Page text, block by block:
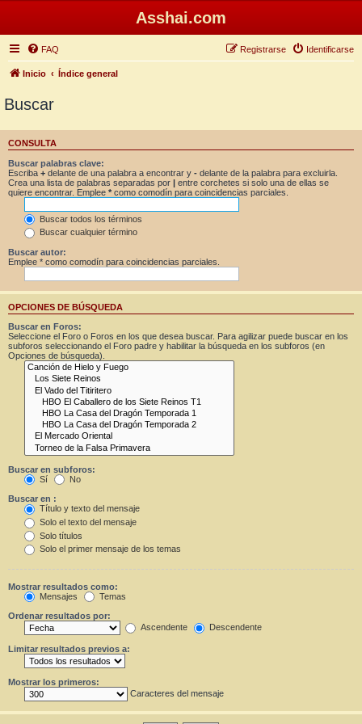
Asshai.com
FAQ Identificarse
Registrarse
Inicio Índice general
Buscar
CONSULTA
Buscar palabras clave:
Escriba + delante de una palabra a encontrar y - delante de la palabra para excluirla.
Crea una lista de palabras separadas por | entre corchetes si solo una de ellas se
quiere encontrar. Emplee * como comodín para coincidencias parciales.
Buscar todos los términos
Buscar cualquier término
Buscar autor:
Emplee * como comodín para coincidencias parciales.
OPCIONES DE BÚSQUEDA
Buscar en Foros:
Seleccione el Foro o Foros en los que desea buscar. Para agilizar puede buscar en los
subforos seleccionando el Foro padre y habilitar la búsqueda en los subforos (en
Opciones de búsqueda).
Buscar en subforos:
Sí
No
Buscar en :
Título y texto del mensaje
Solo el texto del mensaje
Solo títulos
Solo el primer mensaje de los temas
Mostrar resultados como:
Mensajes
Temas
Ordenar resultados por:
Ascendente
Descendente
Limitar resultados previos a:
Mostrar los primeros:
Caracteres del mensaje